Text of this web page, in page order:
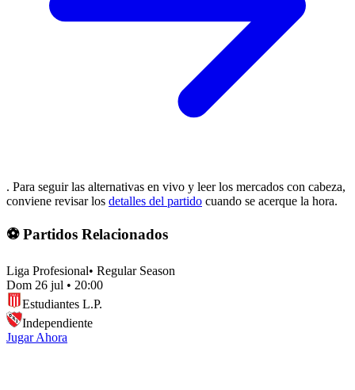
. Para seguir las alternativas en vivo y leer los mercados con cabeza,
conviene revisar los detalles del partido cuando se acerque la hora.
⚽ Partidos Relacionados
Liga Profesional• Regular Season
Dom 26 jul • 20:00
Estudiantes L.P.
Independiente
Jugar Ahora